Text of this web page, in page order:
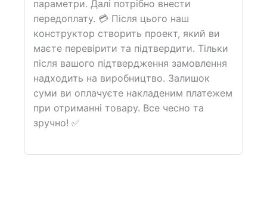
параметри. Далі потрібно внести
передоплату. 💳 Після цього наш
конструктор створить проект, який ви
маєте перевірити та підтвердити. Тільки
після вашого підтвердження замовлення
надходить на виробництво. Залишок
суми ви оплачуєте накладеним платежем
при отриманні товару. Все чесно та
зручно! ✅